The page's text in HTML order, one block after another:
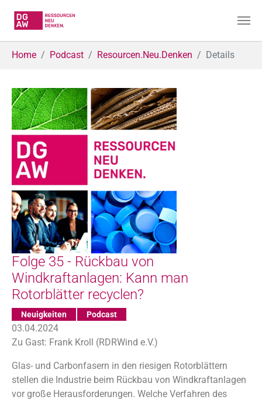
Home Podcast Resourcen.Neu.Denken Details
Folge 35 - Rückbau von
Windkraftanlagen: Kann man
Rotorblätter recyclen?
Neuigkeiten Podcast
03.04.2024
Zu Gast: Frank Kroll (RDRWind e.V.)
Glas- und Carbonfasern in den riesigen Rotorblättern
stellen die Industrie beim Rückbau von Windkraftanlagen
vor große Herausforderungen. Welche Verfahren des